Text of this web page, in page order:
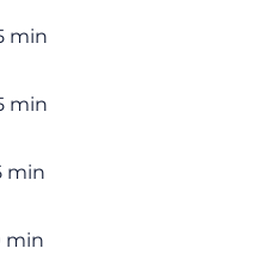
min
min
min
min